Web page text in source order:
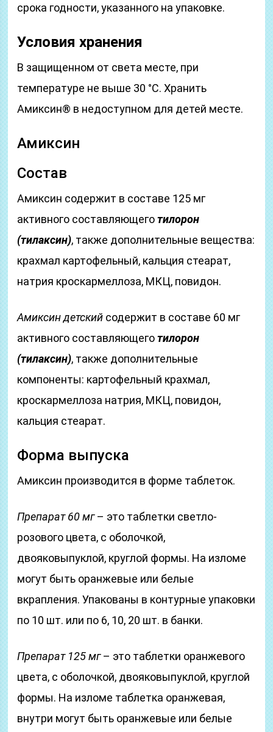
срока годности, указанного на упаковке.
Условия хранения
В защищенном от света месте, при
температуре не выше 30 °C. Хранить
Амиксин® в недоступном для детей месте.
Амиксин
Состав
Амиксин содержит в составе 125 мг
активного составляющеготилорон
(тилаксин), также дополнительные вещества:
крахмал картофельный, кальция стеарат,
натрия кроскармеллоза, МКЦ, повидон.
Амиксин детский содержит в составе 60 мг
активного составляющеготилорон
(тилаксин), также дополнительные
компоненты: картофельный крахмал,
кроскармеллоза натрия, МКЦ, повидон,
кальция стеарат.
Форма выпуска
Амиксин производится в форме таблеток.
Препарат 60 мг– это таблетки светло-
розового цвета, с оболочкой,
двояковыпуклой, круглой формы. На изломе
могут быть оранжевые или белые
вкрапления. Упакованы в контурные упаковки
по 10 шт. или по 6, 10, 20 шт. в банки.
Препарат 125 мг– это таблетки оранжевого
цвета, с оболочкой, двояковыпуклой, круглой
формы. На изломе таблетка оранжевая,
внутри могут быть оранжевые или белые